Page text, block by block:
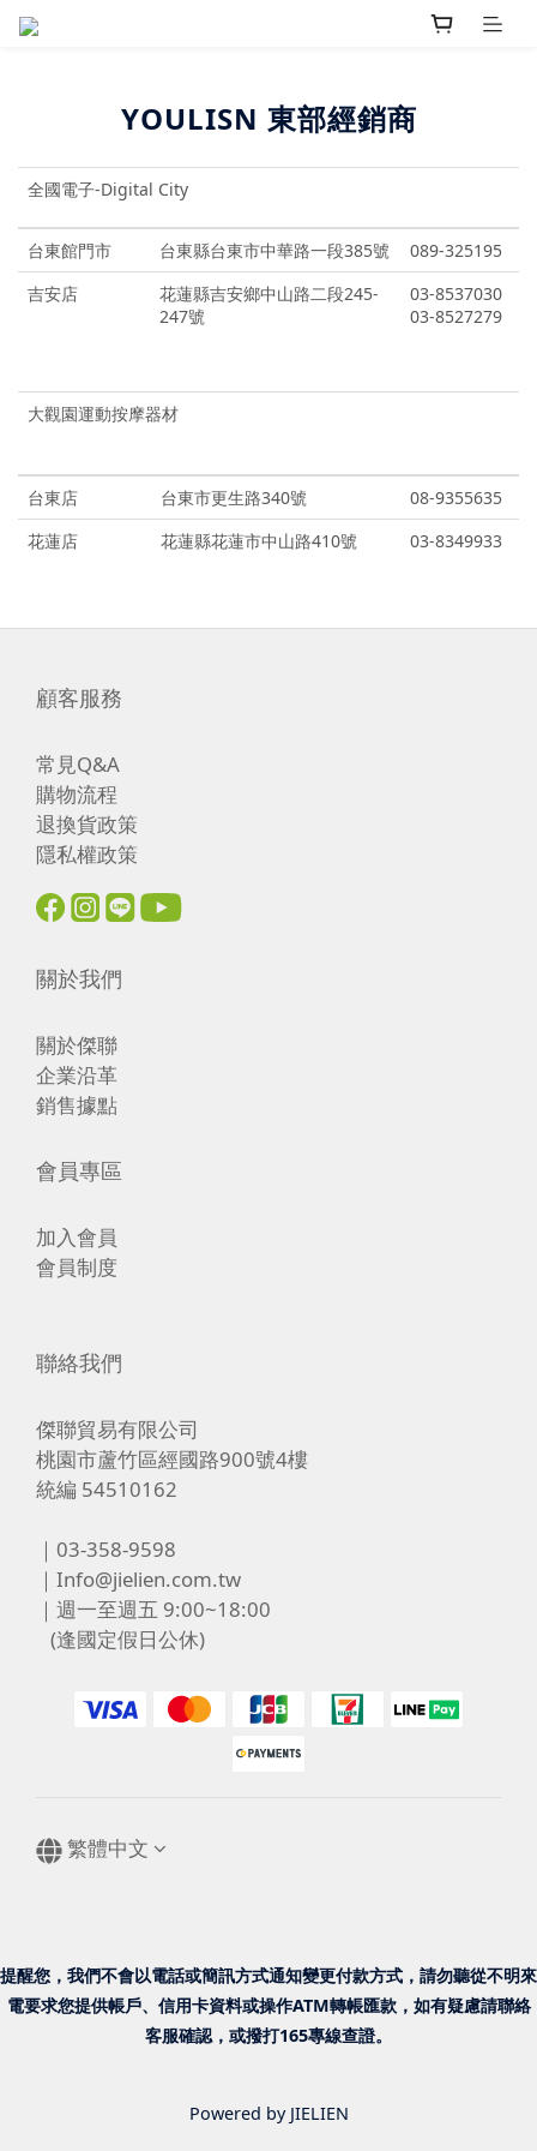
YOULISN 東部經銷商
全國電子-Digital City
台東館門市 台東縣台東市中華路一段385號
089-325195
吉安店
花蓮縣吉安鄉中山路二段245-
247號
03-8537030
03-8527279
大觀園運動按摩器材
台東店 台東市更生路340號
08-9355635
花蓮店
花蓮縣花蓮市中山路410號 03-8349933
顧客服務
常見Q&A
購物流程
退換貨政策
隱私權政策
關於我們
關於傑聯
企業沿革
銷售據點
會員專區
加入會員
會員制度
聯絡我們
傑聯貿易有限公司
桃園市蘆竹區經國路900號4樓
統編 54510162
｜03-358-9598
｜Info@jielien.com.tw
｜週一至週五 9:00~18:00
(逢國定假日公休)
繁體中文
提醒您，我們不會以電話或簡訊方式通知變更付款方式，請勿聽從不明來
電要求您提供帳戶、信用卡資料或操作ATM轉帳匯款，如有疑慮請聯絡
客服確認，或撥打165專線查證。
Powered by JIELIEN